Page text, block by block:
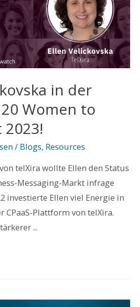
in der
20 Women to
/ Blogs, Resources
telXira wollte Ellen den Status
Messaging-Markt infrage
investierte Ellen viel Energie in
CPaaS-Plattform von telXira.
...